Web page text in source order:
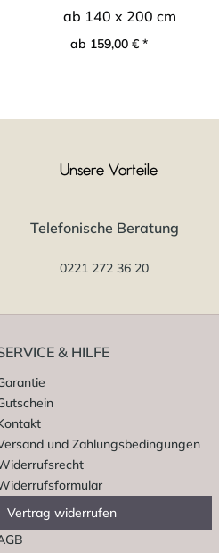
ab 140 x 200 cm
ab 159,00 € *
Unsere Vorteile
Telefonische Beratung
0221 272 36 20
& HILFE
und Zahlungsbedingungen
Vertrag widerrufen